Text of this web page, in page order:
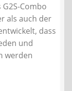
Combo
als auch der
dass
und
werden